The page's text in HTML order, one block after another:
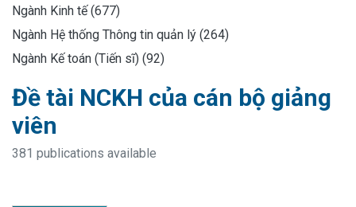
Ngành Kinh tế (677)
Ngành Hệ thống Thông tin quản lý (264)
Ngành Kế toán (Tiến sĩ) (92)
Đề tài NCKH của cán bộ giảng
viên
381 publications available